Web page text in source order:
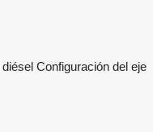
diésel Configuración del eje